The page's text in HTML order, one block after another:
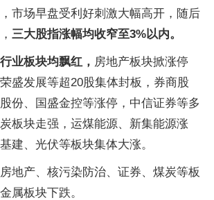
市场早盘受利好刺激大幅高开，随后
三大股指涨幅均收窄至3%以内。
业板块均飘红， 房地产板块掀涨停
盛发展等超20股集体封板，券商股
份、国盛金控等涨停，中信证券等多
板块走强，运煤能源、新集能源涨
建、光伏等板块集体大涨。
地产、核污染防治、证券、煤炭等板
属板块下跌。